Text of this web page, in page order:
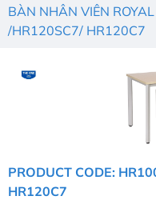
BÀN NHÂN VIÊN
/HR120SC7/ HR120C7
PRODUCT CODE:
HR120C7